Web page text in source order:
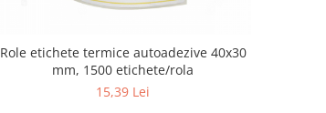
Role etichete termice autoadezive 40x30
mm, 1500 etichete/rola
15,39 Lei